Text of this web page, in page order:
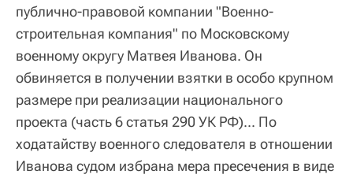
публично-правовой компании "Военно-
строительная компания" по Московскому
военному округу Матвея Иванова. Он
обвиняется в получении взятки в особо крупном
размере при реализации национального
проекта (часть 6 статья 290 УК РФ)... По
ходатайству военного следователя в отношении
Иванова судом избрана мера пресечения в виде